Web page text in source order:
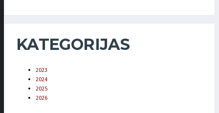
KATEGORIJAS
2023
2024
2025
2026